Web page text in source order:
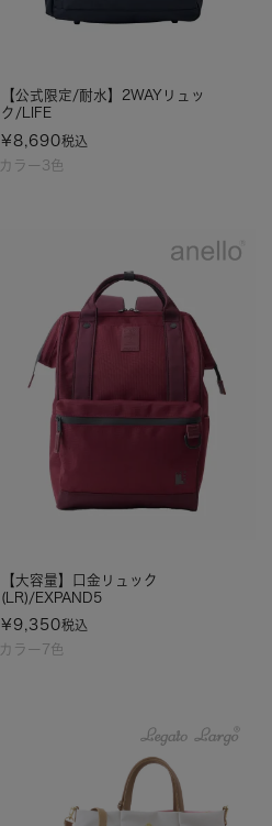
カラー3色
【公式限定/耐水】2WAYリュッ
ク/LIFE
¥8,690税込
カラー7色
【大容量】口金リュック
(LR)/EXPAND5
¥9,350税込